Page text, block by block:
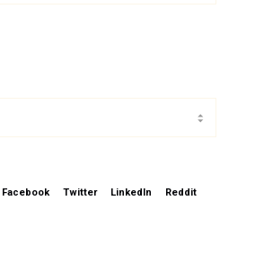
Facebook Twitter LinkedIn Reddit